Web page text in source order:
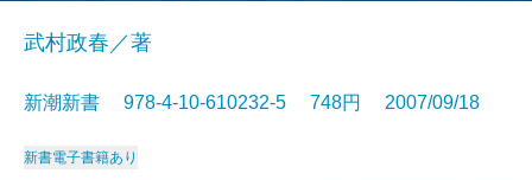
武村政春／著
新潮新書 978-4-10-610232-5 748円 2007/09/18
新書電子書籍あり